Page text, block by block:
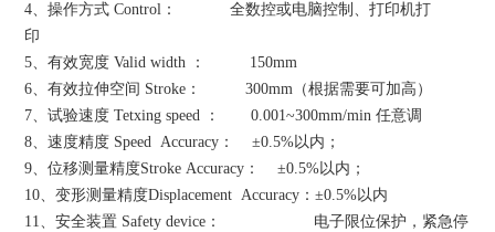
4、操作方式 Control ：
全数控或电脑控制、打印机打
印
5、有效宽度 Valid width ：
150mm
6、有效拉伸空间 Stroke ： 300mm （根据需要可加高）
7、试验速度 Tetxing speed ： 0.001~300mm/min任意调
8、速度精度 Speed Accuracy ： ±0.5%以内；
9、位移测量精度Stroke Accuracy ： ±0.5%以内；
10、变形测量精度Displacement Accuracy ：±0.5%以内
11、安全装置 Safety device ：
电子限位保护，紧急停